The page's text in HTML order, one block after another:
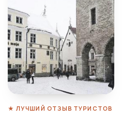
★ ЛУЧШИЙ ОТЗЫВ ТУРИСТОВ